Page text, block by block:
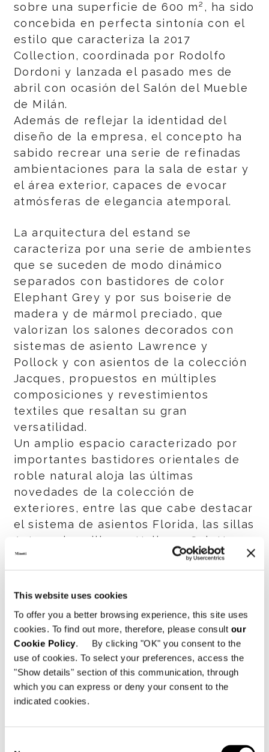
This website uses cookies
To offer you a better browsing experience, this site uses
cookies. To find out more, therefore, please consult our
Cookie Policy. By clicking "OK" you consent to the
use of cookies. To select your preferences, access the
"Show details" section of this communication, through
which you can express or deny your consent to the
indicated cookies.
sobre una superficie de 600 m², ha sido
concebida en perfecta sintonía con el
estilo que caracteriza la 2017
Collection, coordinada por Rodolfo
Dordoni y lanzada el pasado mes de
abril con ocasión del Salón del Mueble
de Milán.
Además de reflejar la identidad del
diseño de la empresa, el concepto ha
sabido recrear una serie de refinadas
ambientaciones para la sala de estar y
el área exterior, capaces de evocar
atmósferas de elegancia atemporal.
La arquitectura del estand se
caracteriza por una serie de ambientes
que se suceden de modo dinámico
separados con bastidores de color
Elephant Grey y por sus boiserie de
madera y de mármol preciado, que
valorizan los salones decorados con
sistemas de asiento Lawrence y
Pollock y con asientos de la colección
Jacques, propuestos en múltiples
composiciones y revestimientos
textiles que resaltan su gran
versatilidad.
Un amplio espacio caracterizado por
importantes bastidores orientales de
roble natural aloja las últimas
novedades de la colección de
exteriores, entre las que cabe destacar
el sistema de asientos Florida, las sillas
Aston y los sillones Halley y Colette
firmados por Rodolfo Dordoni.
productos del diseñador francés
colaboración nacida el año pasado y
que ha llevado a la creación de la mesa
Lou y de los asientos Fil Noir.
Con ocasión de esta importante cita
ferial, Minotti ha presentado también